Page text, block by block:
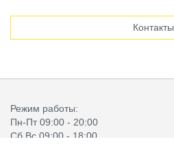
Контакты
Режим работы:
Пн-Пт 09:00 - 20:00
Сб,Вс 09:00 - 18:00